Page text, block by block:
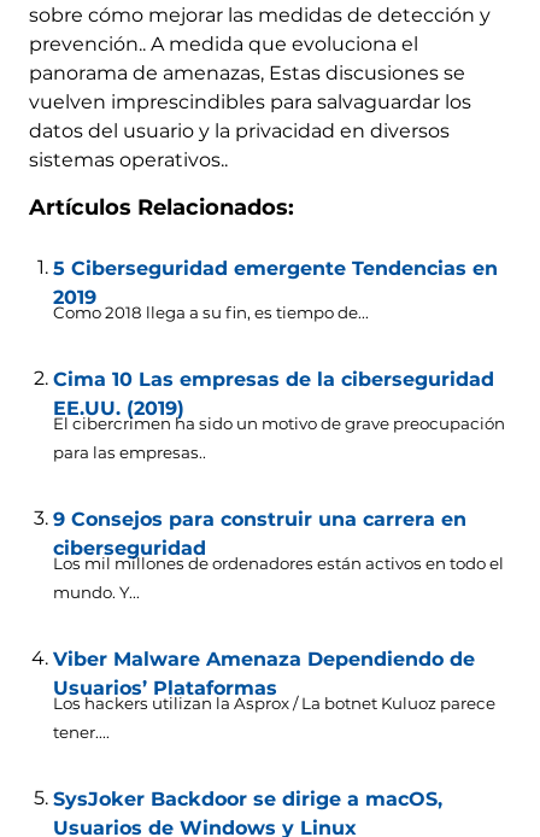
sobre cómo mejorar las medidas de detección y
prevención.. A medida que evoluciona el
panorama de amenazas, Estas discusiones se
vuelven imprescindibles para salvaguardar los
datos del usuario y la privacidad en diversos
sistemas operativos..
Artículos Relacionados:
5 Ciberseguridad emergente Tendencias en
2019
Como 2018 llega a su fin, es tiempo de...
Cima 10 Las empresas de la ciberseguridad
EE.UU. (2019)
El cibercrimen ha sido un motivo de grave preocupación
para las empresas..
9 Consejos para construir una carrera en
ciberseguridad
Los mil millones de ordenadores están activos en todo el
mundo. Y...
Viber Malware Amenaza Dependiendo de
Usuarios’ Plataformas
Los hackers utilizan la Asprox / La botnet Kuluoz parece
tener....
SysJoker Backdoor se dirige a macOS,
Usuarios de Windows y Linux